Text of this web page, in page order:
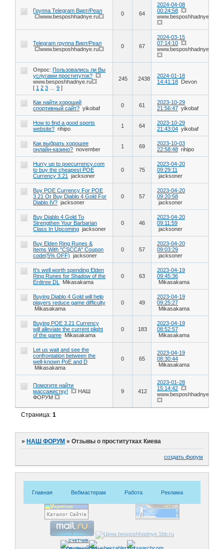
Группа Telegram Вирт/Реал
💥www.besposhhadnye.ru💥
0 64
2024-04-08
00:24:58 💥
www.besposhhadnye.ru
💥
Telegram группа Вирт/Реал
💥www.besposhhadnye.ru💥
0 67
2024-03-15
07:14:10 💥
www.besposhhadnye.ru
💥
Опрос: Пользовались ли Вы
услугами проституток? 💥
www.besposhhadnye.ru💥
[ 1 2 3 9 ]
245 2438
2024-01-18
14:41:18
Devon
Как найти хороший
спортивный сайт? yikobaf 0 61
2023-10-29
21:56:47 yikobaf
How to find a good sports
website? rihipo 1 64
2023-10-29
21:43:04 yikobaf
Как выбрать хорошее
онлайн-казино? november 1 69
2023-10-03
22:58:48 rihipo
Hurry up to poecurrency.com
to buy the cheapest POE
Currency 3.21
jacksoner
0 75
2023-04-20
09:29:11
jacksoner
Buy POE Currency For POE
3.21 Or Buy Diablo 4 Gold For
Diablo IV? jacksoner
0 57
2023-04-20
09:20:58
jacksoner
Buy Diablo 4 Gold To
Strengthen Your Barbarian
Class In Upcoming jacksoner
0 46
2023-04-20
09:11:59
jacksoner
Buy Elden Ring Runes &
Items With "CSCCA" Coupon
code(5% OFF)
jacksoner
0 57
2023-04-20
09:03:29
jacksoner
It's well worth spending Elden
Ring Runes for Shadow of the
Erdtree DL
Mikasakama
0 63
2023-04-19
09:45:36
Mikasakama
Buying Diablo 4 Gold will help
players reduce game difficulty
Mikasakama
0 49
2023-04-19
09:25:27
Mikasakama
Buying POE 3.21 Currency
will alleviate the current plight
of the game Mikasakama
0 183
2023-04-19
08:52:57
Mikasakama
Let us wait and see the
confrontation between the
well-known PoE and D
Mikasakama
0 65
2023-04-19
08:30:44
Mikasakama
Помогите найти
массажистку!
💥 НАШ
ФОРУМ 💥
9 412
2023-01-28
15:14:42 💥
www.besposhhadnye.ru
💥
Страница:1
»НАШ ФОРУМ »Отзывы о проститутках Киева
создать форум
Главная Вебмастерам Работа Реклама